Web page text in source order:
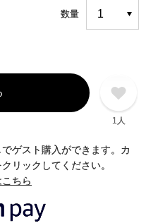
数量
1人
ゲスト購入ができます。カ
リックしてください。
ちら